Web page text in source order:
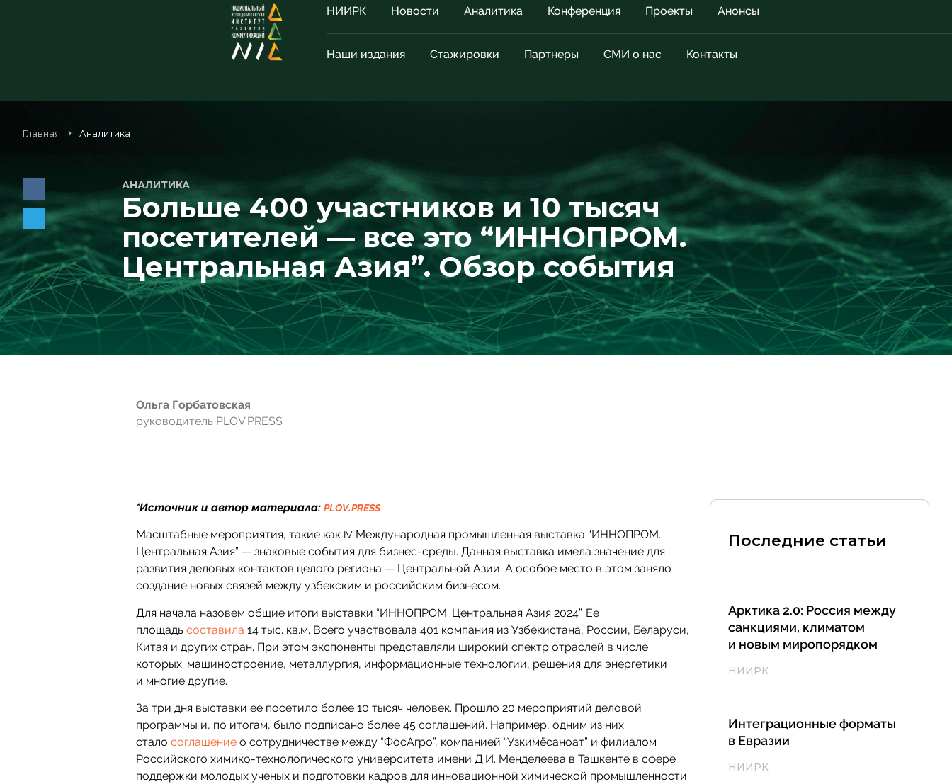
НИИРК Новости Аналитика Конференция Проекты Анонсы
Наши издания Стажировки Партнеры СМИ о нас Контакты
Главная Аналитика
АНАЛИТИКА
Больше 400 участников и 10 тысяч
посетителей — все это “ИННОПРОМ.
Центральная Азия”. Обзор события
Ольга Горбатовская
руководитель PLOV.PRESS
*Источник и автор материала: PLOV.PRESS
Масштабные мероприятия, такие как IV Международная промышленная выставка “ИННОПРОМ.
Центральная Азия” — знаковые события для бизнес-среды. Данная выставка имела значение для
развития деловых контактов целого региона — Центральной Азии. А особое место в этом заняло
создание новых связей между узбекским и российским бизнесом.
Для начала назовем общие итоги выставки “ИННОПРОМ. Центральная Азия 2024”. Ее
площадь составила 14 тыс. кв.м. Всего участвовала 401 компания из Узбекистана, России, Беларуси,
Китая и других стран. При этом экспоненты представляли широкий спектр отраслей в числе
которых: машиностроение, металлургия, информационные технологии, решения для энергетики
и многие другие.
За три дня выставки ее посетило более 10 тысяч человек. Прошло 20 мероприятий деловой
программы и, по итогам, было подписано более 45 соглашений. Например, одним из них
стало соглашение о сотрудничестве между “ФосАгро”, компанией “Узкимёсаноат” и филиалом
Российского химико-технологического университета имени Д.И. Менделеева в Ташкенте в сфере
поддержки молодых ученых и подготовки кадров для инновационной химической промышленности.
Последние статьи
Арктика 2.0: Россия между
санкциями, климатом
и новым миропорядком
НИИРК
Интеграционные форматы
в Евразии
НИИРК